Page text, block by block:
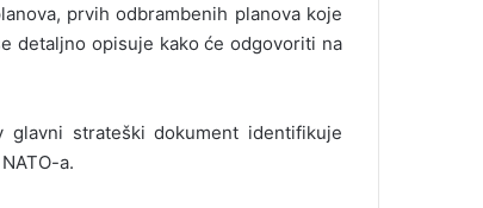
prvih odbrambenih planova koje
detaljno opisuje kako će odgovoriti na
strateški dokument identifikuje
a.